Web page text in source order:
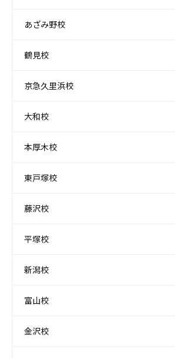
あざみ野校
鶴見校
京急久里浜校
大和校
本厚木校
東戸塚校
藤沢校
平塚校
新潟校
富山校
金沢校